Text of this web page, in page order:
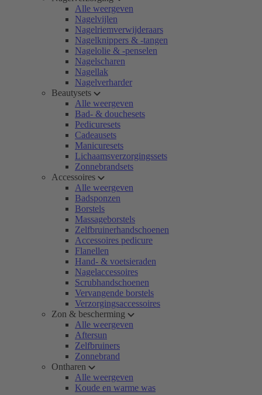
Alle weergeven
Nagelvijlen
Nagelriemverwijderaars
Nagelknippers & -tangen
Nagelolie & -penselen
Nagelscharen
Nagellak
Nagelverharder
Beautysets
Alle weergeven
Bad- & douchesets
Pedicuresets
Cadeausets
Manicuresets
Lichaamsverzorgingssets
Zonnebrandsets
Accessoires
Alle weergeven
Badsponzen
Borstels
Massageborstels
Zelfbruinerhandschoenen
Accessoires pedicure
Flanellen
Hand- & voetsieraden
Nagelaccessoires
Scrubhandschoenen
Vervangende borstels
Verzorgingsaccessoires
Zon & bescherming
Alle weergeven
Aftersun
Zelfbruiners
Zonnebrand
Ontharen
Alle weergeven
Koude en warme was